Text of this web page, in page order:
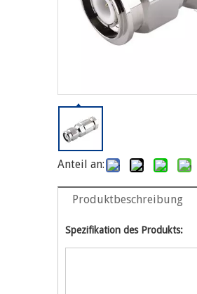
Anteil an:
Produktbeschreibung
Spezifikation des Produkts: